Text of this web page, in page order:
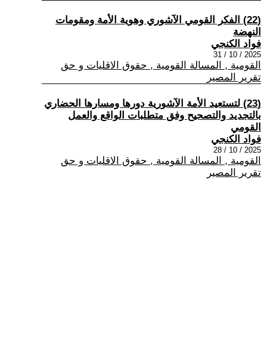
(22) الفكر القومي الآشوري وهوية الأمة ومقومات
النهضة
فواد الكنجي
2025 / 10 / 31
القومية , المسالة القومية , حقوق الاقليات و حق
تقرير المصير
(23) لتستعيد الأمة الآشورية دورها ومسارها الحضاري
بالتجديد والتصحيح وفق متطلبات الواقع والعمل
القومي
فواد الكنجي
2025 / 10 / 28
القومية , المسالة القومية , حقوق الاقليات و حق
تقرير المصير